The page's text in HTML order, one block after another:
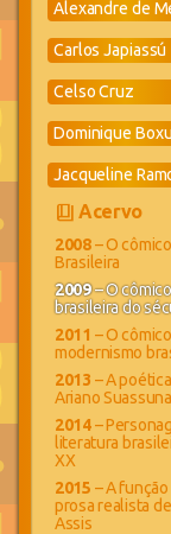
Alexandre de
Carlos Japiassú
Celso Cruz
Dominique
Jacqueline
book_4 Acervo
2008– O
Brasileira
2009– O
brasileira do
2011 – O
modernismo
2013 – A
Ariano Suassuna
2014–
literatura
XX
2015 – A
prosa realista
Assis